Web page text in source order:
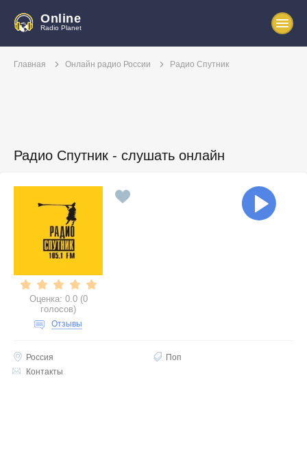
Online
Radio Planet
Главная Онлайн радио России Радио Спутник
Радио Спутник - слушать онлайн
Оценка: 0.0 (0
голосов)
Отзывы
Россия
Поп
Контакты